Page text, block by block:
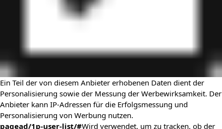
Ein Teil der von diesem Anbieter erhobenen Daten dient der
Personalisierung sowie der Messung der Werbewirksamkeit. Der
Anbieter kann IP-Adressen für die Erfolgsmessung und
Personalisierung von Werbung nutzen.
pagead/1p-user-list/#Wird verwendet, um zu tracken, ob der